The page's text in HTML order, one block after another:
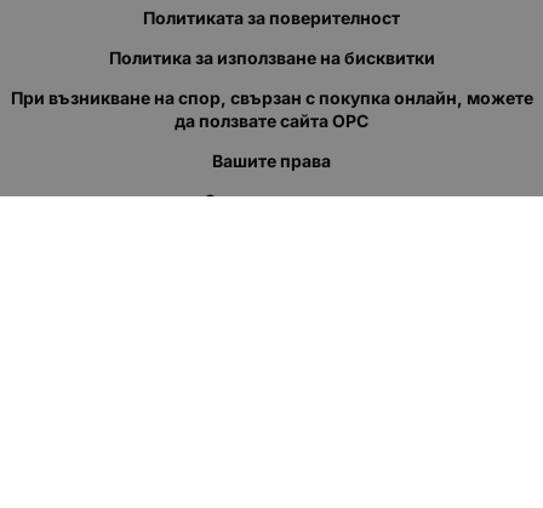
Политиката за поверителност
Политика за използване на бисквитки
При възникване на спор, свързан с покупка онлайн, можете
да ползвате сайта ОРС
Вашите права
Отказ от сделка